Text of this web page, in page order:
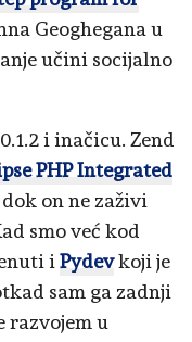
Geoghegana u
učini socijalno
i inačicu. Zend
PHP Integrated
on ne zaživi
smo već kod
iPydevkoji je
sam ga zadnji
razvojem u